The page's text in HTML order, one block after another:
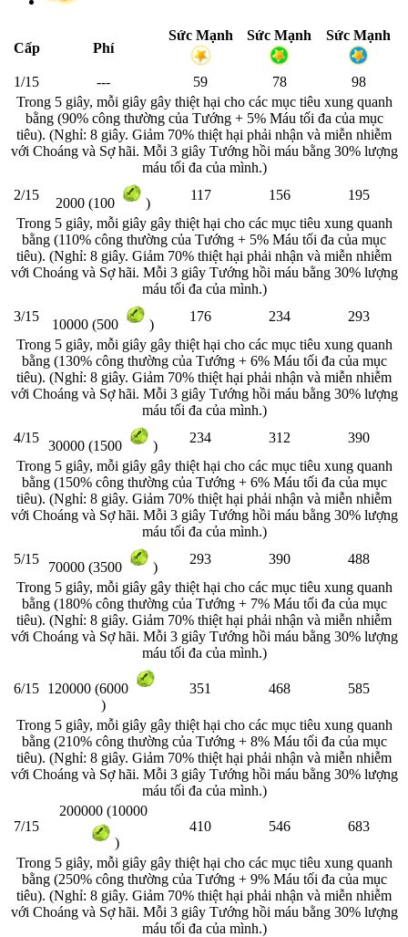
Cấp Phí
Sức Mạnh Sức Mạnh Sức Mạnh
1/15 --- 59 78
98
Trong 5 giây, mỗi giây gây thiệt hại cho các mục tiêu xung quanh
bằng (90% công thường của Tướng + 5% Máu tối đa của mục
tiêu). (Nghỉ: 8 giây. Giảm 70% thiệt hại phải nhận và miễn nhiễm
với Choáng và Sợ hãi. Mỗi 3 giây Tướng hồi máu bằng 30% lượng
máu tối đa của mình.)
2/15
2000 (100 )
117 156
195
Trong 5 giây, mỗi giây gây thiệt hại cho các mục tiêu xung quanh
bằng (110% công thường của Tướng + 5% Máu tối đa của mục
tiêu). (Nghỉ: 8 giây. Giảm 70% thiệt hại phải nhận và miễn nhiễm
với Choáng và Sợ hãi. Mỗi 3 giây Tướng hồi máu bằng 30% lượng
máu tối đa của mình.)
3/15
10000 (500 )
176 234
293
Trong 5 giây, mỗi giây gây thiệt hại cho các mục tiêu xung quanh
bằng (130% công thường của Tướng + 6% Máu tối đa của mục
tiêu). (Nghỉ: 8 giây. Giảm 70% thiệt hại phải nhận và miễn nhiễm
với Choáng và Sợ hãi. Mỗi 3 giây Tướng hồi máu bằng 30% lượng
máu tối đa của mình.)
4/15
30000 (1500 )
234 312
390
Trong 5 giây, mỗi giây gây thiệt hại cho các mục tiêu xung quanh
bằng (150% công thường của Tướng + 6% Máu tối đa của mục
tiêu). (Nghỉ: 8 giây. Giảm 70% thiệt hại phải nhận và miễn nhiễm
với Choáng và Sợ hãi. Mỗi 3 giây Tướng hồi máu bằng 30% lượng
máu tối đa của mình.)
5/15
70000 (3500 )
293 390
488
Trong 5 giây, mỗi giây gây thiệt hại cho các mục tiêu xung quanh
bằng (180% công thường của Tướng + 7% Máu tối đa của mục
tiêu). (Nghỉ: 8 giây. Giảm 70% thiệt hại phải nhận và miễn nhiễm
với Choáng và Sợ hãi. Mỗi 3 giây Tướng hồi máu bằng 30% lượng
máu tối đa của mình.)
6/15 120000 (6000
)
351 468 585
Trong 5 giây, mỗi giây gây thiệt hại cho các mục tiêu xung quanh
bằng (210% công thường của Tướng + 8% Máu tối đa của mục
tiêu). (Nghỉ: 8 giây. Giảm 70% thiệt hại phải nhận và miễn nhiễm
với Choáng và Sợ hãi. Mỗi 3 giây Tướng hồi máu bằng 30% lượng
máu tối đa của mình.)
7/15
200000 (10000
)
410 546 683
Trong 5 giây, mỗi giây gây thiệt hại cho các mục tiêu xung quanh
bằng (250% công thường của Tướng + 9% Máu tối đa của mục
tiêu). (Nghỉ: 8 giây. Giảm 70% thiệt hại phải nhận và miễn nhiễm
với Choáng và Sợ hãi. Mỗi 3 giây Tướng hồi máu bằng 30% lượng
máu tối đa của mình.)